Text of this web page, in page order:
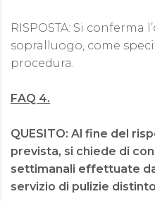
RISPOSTA: Si conferma
sopralluogo, come
procedura.
FAQ 4.
QUESITO: Al fine del
prevista, si chiede di
settimanali effettuate
servizio di pulizie